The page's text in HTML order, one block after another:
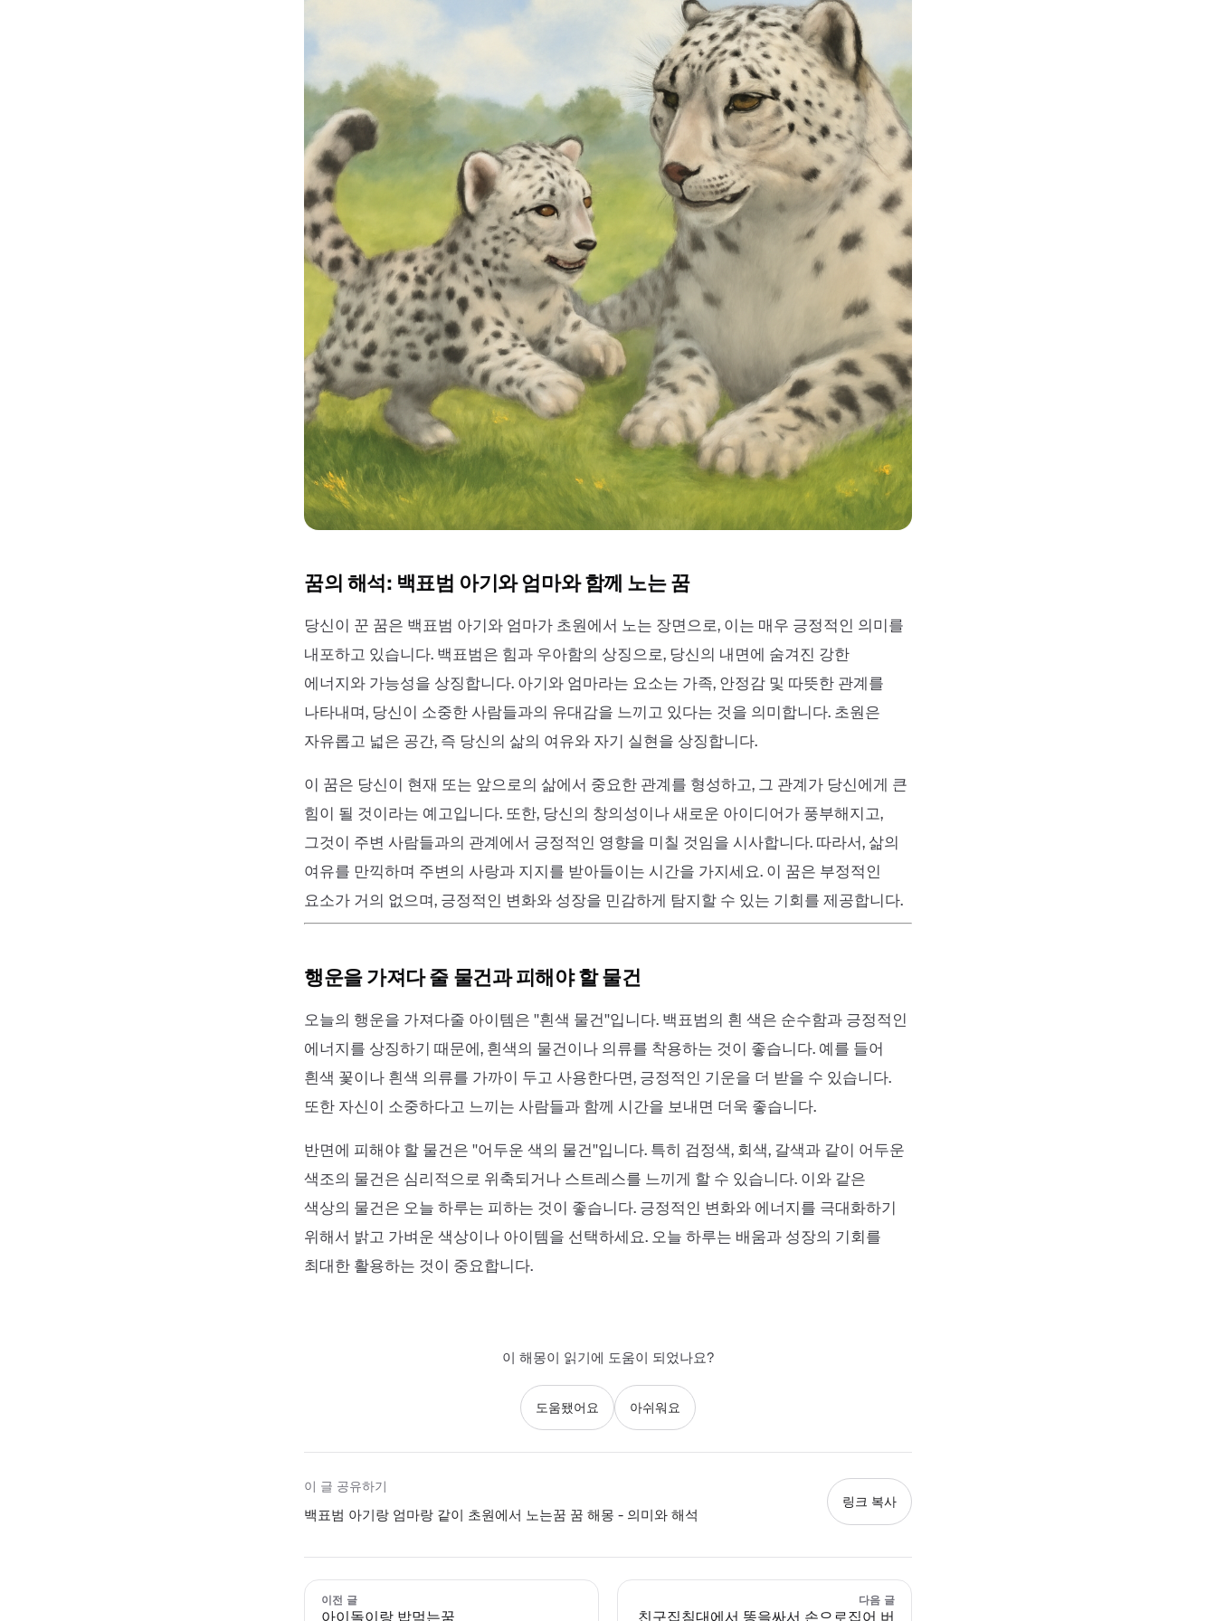
꿈의 해석: 백표범 아기와 엄마와 함께 노는 꿈
당신이 꾼 꿈은 백표범 아기와 엄마가 초원에서 노는 장면으로, 이는 매우 긍정적인 의미를
내포하고 있습니다. 백표범은 힘과 우아함의 상징으로, 당신의 내면에 숨겨진 강한
에너지와 가능성을 상징합니다. 아기와 엄마라는 요소는 가족, 안정감 및 따뜻한 관계를
나타내며, 당신이 소중한 사람들과의 유대감을 느끼고 있다는 것을 의미합니다. 초원은
자유롭고 넓은 공간, 즉 당신의 삶의 여유와 자기 실현을 상징합니다.
이 꿈은 당신이 현재 또는 앞으로의 삶에서 중요한 관계를 형성하고, 그 관계가 당신에게 큰
힘이 될 것이라는 예고입니다. 또한, 당신의 창의성이나 새로운 아이디어가 풍부해지고,
그것이 주변 사람들과의 관계에서 긍정적인 영향을 미칠 것임을 시사합니다. 따라서, 삶의
여유를 만끽하며 주변의 사랑과 지지를 받아들이는 시간을 가지세요. 이 꿈은 부정적인
요소가 거의 없으며, 긍정적인 변화와 성장을 민감하게 탐지할 수 있는 기회를 제공합니다.
행운을 가져다 줄 물건과 피해야 할 물건
오늘의 행운을 가져다줄 아이템은 ''흰색 물건''입니다. 백표범의 흰 색은 순수함과 긍정적인
에너지를 상징하기 때문에, 흰색의 물건이나 의류를 착용하는 것이 좋습니다. 예를 들어
흰색 꽃이나 흰색 의류를 가까이 두고 사용한다면, 긍정적인 기운을 더 받을 수 있습니다.
또한 자신이 소중하다고 느끼는 사람들과 함께 시간을 보내면 더욱 좋습니다.
반면에 피해야 할 물건은 ''어두운 색의 물건''입니다. 특히 검정색, 회색, 갈색과 같이 어두운
색조의 물건은 심리적으로 위축되거나 스트레스를 느끼게 할 수 있습니다. 이와 같은
색상의 물건은 오늘 하루는 피하는 것이 좋습니다. 긍정적인 변화와 에너지를 극대화하기
위해서 밝고 가벼운 색상이나 아이템을 선택하세요. 오늘 하루는 배움과 성장의 기회를
최대한 활용하는 것이 중요합니다.
이 해몽이 읽기에 도움이 되었나요?
도움됐어요 아쉬워요
이 글 공유하기
백표범 아기랑 엄마랑 같이 초원에서 노는꿈 꿈 해몽 - 의미와 해석
링크 복사
이전 글 다음 글